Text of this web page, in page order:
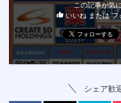
この記事が気
いいね または フ
シェア歓